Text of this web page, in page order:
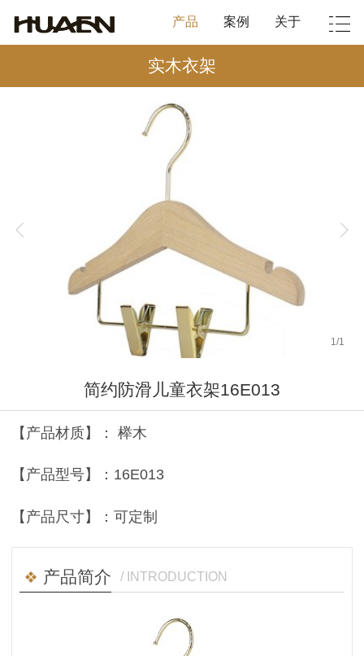
产品 案例 关于
实木衣架
1 /1
简约防滑儿童衣架16E013
【产品材质】： 榉木
【产品型号】：16E013
【产品尺寸】：可定制
产品简介 / INTRODUCTION